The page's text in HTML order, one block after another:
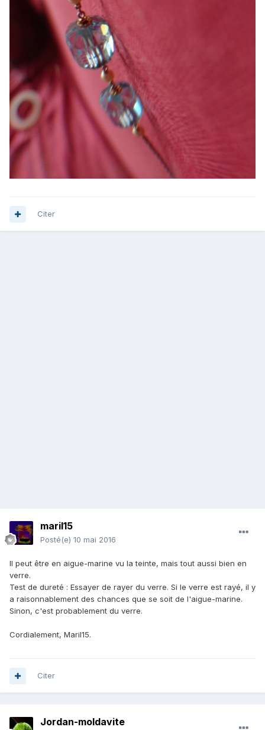
Citer
maril15
Posté(e) 10 mai 2016
Il peut être en aigue-marine vu la teinte, mais tout aussi bien en
verre.
Test de dureté : Essayer de rayer du verre. Si le verre est rayé, il y
a raisonnablement des chances que se soit de l'aigue-marine.
Sinon, c'est probablement du verre.
Cordialement, Maril15.
Citer
Jordan-moldavite